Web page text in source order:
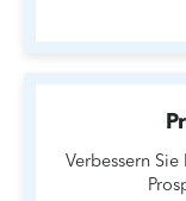
Verbessern